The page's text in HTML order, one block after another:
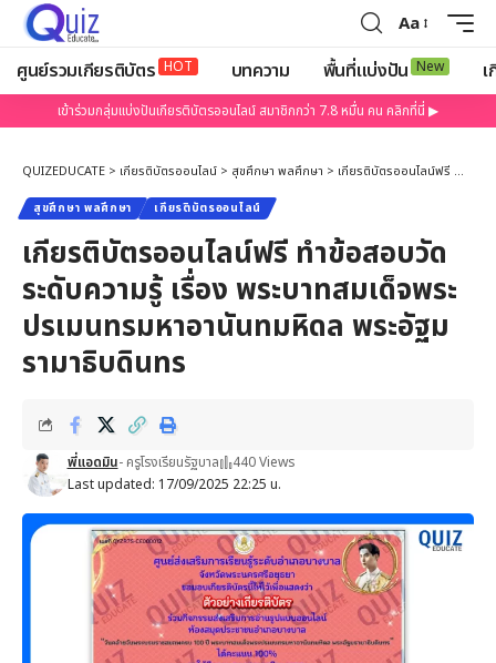
Aa
ศูนย์รวมเกียรติบัตร HOT บทความ พื้นที่แบ่งปัน New
เข้าร่วมกลุ่มแบ่งปันเกียรติบัตรออนไลน์ สมาชิกกว่า 7.8 หมื่น คน คลิกที่นี่ ▶
QUIZEDUCATE > เกียรติบัตรออนไลน์ > สุขศึกษา พลศึกษา > เกียรติบัตรออนไลน์ฟรี ทำข้อสอบวัดระดับความรู้ เรื่อง พระบาทสมเด็จพระปรเมนทรมหาอานันทมหิดล พระอัฐมรามาธิบดินทร
สุขศึกษา พลศึกษา เกียรติบัตรออนไลน์
เกียรติบัตรออนไลน์ฟรี ทำข้อสอบวัด
ระดับความรู้ เรื่อง พระบาทสมเด็จพระ
ปรเมนทรมหาอานันทมหิดล พระอัฐม
รามาธิบดินทร
Last updated: 17/09/2025 22:25 น.
พี่แอดมิน- ครูโรงเรียนรัฐบาล 440 Views